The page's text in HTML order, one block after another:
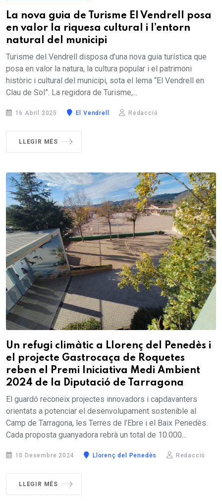
La nova guia de Turisme El Vendrell posa
en valor la riquesa cultural i l’entorn
natural del municipi
Turisme del Vendrell disposa d’una nova guia turística que
posa en valor la natura, la cultura popular i el patrimoni
històric i cultural del municipi, sota el lema “El Vendrell en
Clau de Sol”. La regidora de Turisme,...
16 Abril 2025 El Vendrell Redacció
LLEGIR MÉS
Un refugi climàtic a Llorenç del Penedès i
el projecte Gastrocaça de Roquetes
reben el Premi Iniciativa Medi Ambient
2024 de la Diputació de Tarragona
El guardó reconeix projectes innovadors i capdavanters
orientats a potenciar el desenvolupament sostenible al
Camp de Tarragona, les Terres de l’Ebre i el Baix Penedès.
Cada proposta guanyadora rebrà un total de 10.000...
10 Desembre 2024 Llorenç del Penedès Redacció
LLEGIR MÉS